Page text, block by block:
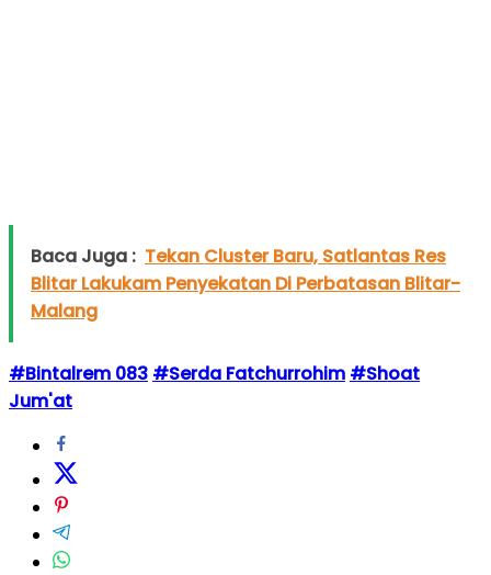
Baca Juga : Tekan Cluster Baru, Satlantas Res
Blitar Lakukam Penyekatan Di Perbatasan Blitar-
Malang
#Bintalrem 083 #Serda Fatchurrohim #Shoat
Jum'at